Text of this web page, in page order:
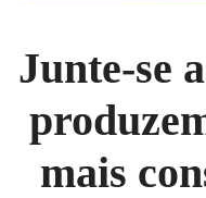
Junte-se
mais